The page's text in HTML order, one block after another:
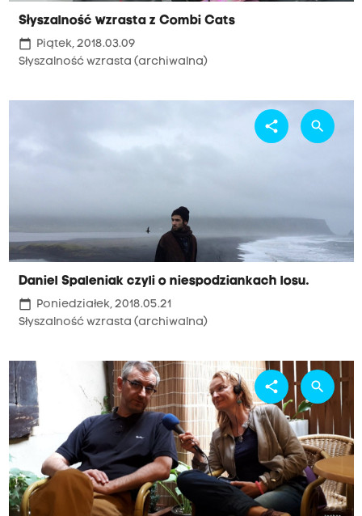
Słyszalność wzrasta z Combi Cats
calendar_today Piątek, 2018.03.09
Słyszalność wzrasta (archiwalna)
Daniel Spaleniak czyli o niespodziankach losu.
calendar_today Poniedziałek, 2018.05.21
Słyszalność wzrasta (archiwalna)
share search
share search